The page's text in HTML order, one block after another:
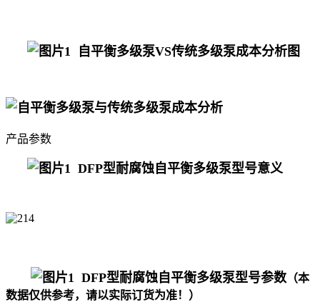
自平衡多级泵VS传统多级泵成本分析图
产品参数
DFP型耐腐蚀自平衡多级泵型号意义
DFP型耐腐蚀 自平衡多级泵型号参数 （本
数据仅供参考，请以实际订货为准！）